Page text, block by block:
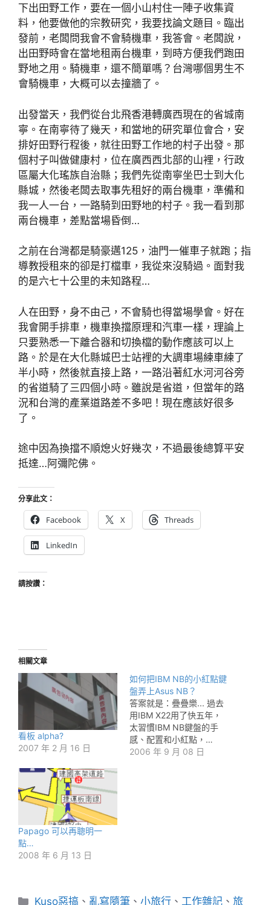
下出田野工作，要在一個小山村住一陣子收集資
料，他要做他的宗教研究，我要找論文題目。臨出
發前，老闆問我會不會騎機車，我答會。老闆說，
出田野時會在當地租兩台機車，到時方便我們跑田
野地之用。騎機車，還不簡單嗎？台灣哪個男生不
會騎機車，大概可以去撞牆了。
出發當天，我們從台北飛香港轉廣西現在的省城南
寧。在南寧待了幾天，和當地的研究單位會合，安
排好田野行程後，就往田野工作地的村子出發。那
個村子叫做健康村，位在廣西西北部的山裡，行政
區屬大化瑤族自治縣；我們先從南寧坐巴士到大化
縣城，然後老闆去取事先租好的兩台機車，準備和
我一人一台，一路騎到田野地的村子。我一看到那
兩台機車，差點當場昏倒…
之前在台灣都是騎豪邁125，油門一催車子就跑；指
導教授租來的卻是打檔車，我從來沒騎過。面對我
的是六七十公里的未知路程…
人在田野，身不由己，不會騎也得當場學會。好在
我會開手排車，機車換擋原理和汽車一樣，理論上
只要熟悉一下離合器和切換檔的動作應該可以上
路。於是在大化縣城巴士站裡的大調車場練車練了
半小時，然後就直接上路，一路沿著紅水河河谷旁
的省道騎了三四個小時。雖說是省道，但當年的路
況和台灣的產業道路差不多吧！現在應該好很多
了。
途中因為換擋不順熄火好幾次，不過最後總算平安
抵達…阿彌陀佛。
分享此文：
Facebook X Threads
LinkedIn
請按讚：
相關文章
看板 alpha?
2007 年 2 月 16 日
如何把IBM NB的小紅點鍵
盤弄上Asus NB？
答案就是：疊疊樂... 過去
用IBM X22用了快五年，
太習慣IBM NB鍵盤的手
感、配置和小紅點，…
2006 年 9 月 08 日
Papago 可以再聰明一
點…
2008 年 6 月 13 日
分
Kuso惡搞 、 亂寫隨筆 、小旅行 、 工作雜記 、旅